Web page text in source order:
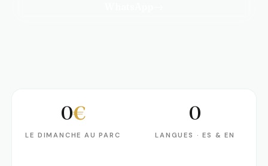
Le dimanche au parc
0€
LE DIMANCHE AU PARC
Langues · ES & EN
0
LANGUES · ES & EN